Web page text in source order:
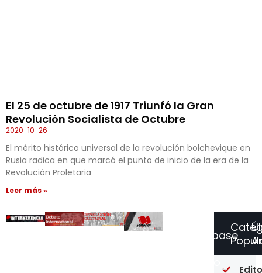
El 25 de octubre de 1917 Triunfó la Gran
Revolución Socialista de Octubre
2020-10-26
El mérito histórico universal de la revolución bolchevique en
Rusia radica en que marcó el punto de inicio de la era de la
Revolución Proletaria
Leer más »
Un
Suscríbase